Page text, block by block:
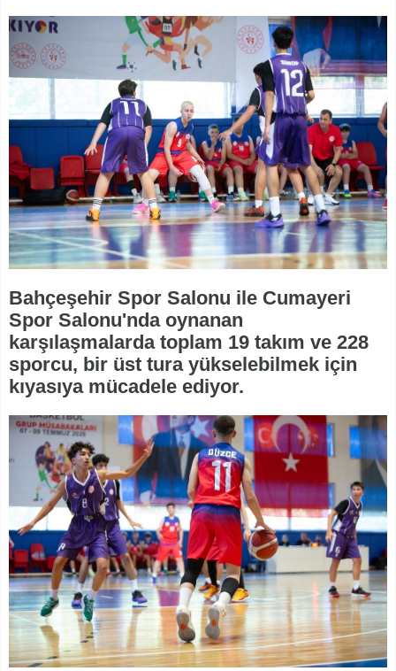
Bahçeşehir Spor Salonu ile Cumayeri
Spor Salonu'nda oynanan
karşılaşmalarda toplam 19 takım ve 228
sporcu, bir üst tura yükselebilmek için
kıyasıya mücadele ediyor.